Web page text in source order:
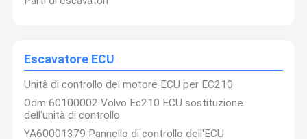
Escavatore ECU
Unità di controllo del motore ECU per EC210
Odm 60100002 Volvo Ec210 ECU sostituzione
dell'unità di controllo
YA60001379 Pannello di controllo dell'ECU